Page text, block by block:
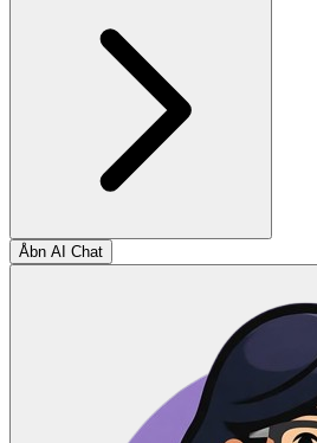
Åbn AI Chat